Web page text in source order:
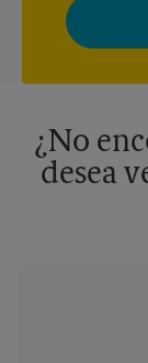
Store con
adaptados a
momento.
¿No
desea